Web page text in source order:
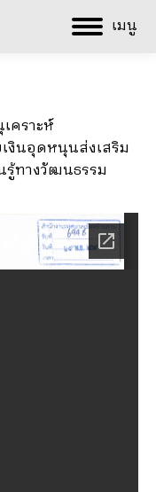
เมนู
คราะห์
งินอุดหนุนส่งเสริม
รู้ทางวัฒนธรรม